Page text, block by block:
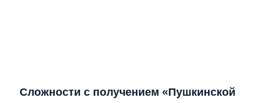
Сложности с получением «Пушкинской